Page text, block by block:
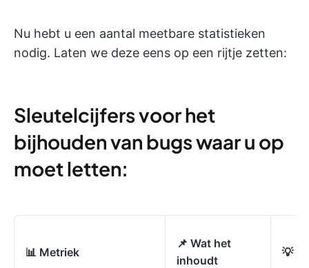
Nu hebt u een aantal meetbare statistieken
nodig. Laten we deze eens op een rijtje zetten:
Sleutelcijfers voor het
bijhouden van bugs waar u op
moet letten:
📊 Metriek
📌 Wat het
inhoudt
💡